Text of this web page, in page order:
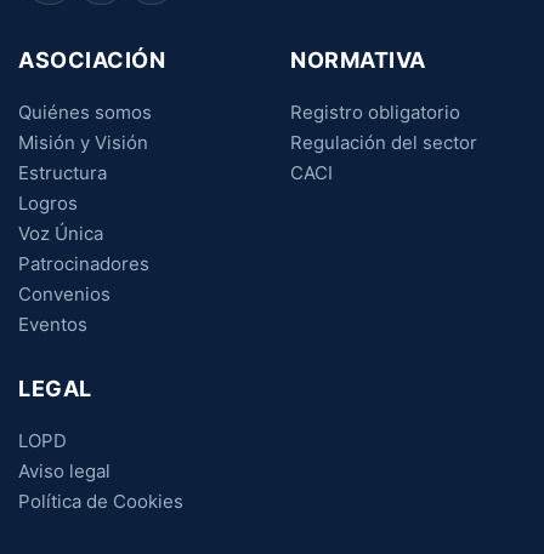
ASOCIACIÓN
Quiénes somos
Misión y Visión
Estructura
Logros
Voz Única
Patrocinadores
Convenios
Eventos
NORMATIVA
Registro obligatorio
Regulación del sector
CACI
LEGAL
LOPD
Aviso legal
Política de Cookies